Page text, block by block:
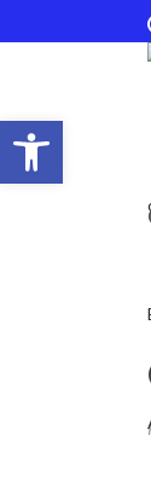
Abrir barra de herramientas